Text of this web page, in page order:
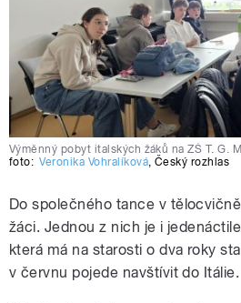
Výměnný pobyt italských žáků na ZŠ T. G.
foto: Veronika Vohralíková, Český rozhlas
Do společného tance v
žáci. Jednou z nich je i
která má na starosti o dva roky
v červnu pojede navštívit do Itálie.